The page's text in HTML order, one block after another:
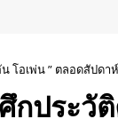
โอเพ่น ” ตลอดสัปดา
ประวั